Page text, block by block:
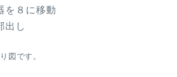
を８に移動
出し
図です。